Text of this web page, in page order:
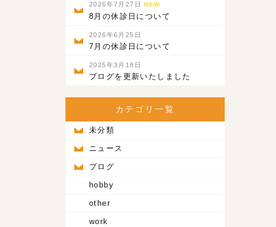
2026年7月27日NEW
8月の休診日について
2026年6月25日
7月の休診日について
2025年3月18日
ブログを更新いたしました
カテゴリ一覧
未分類
ニュース
ブログ
hobby
other
work